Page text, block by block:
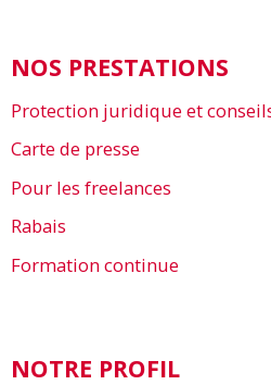
NOS PRESTATIONS
Protection juridique et
Carte de presse
Pour les freelances
Rabais
Formation continue
NOTRE PROFIL